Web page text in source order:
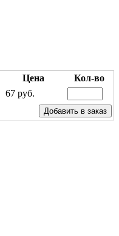
Цена
Кол-во
67 руб.